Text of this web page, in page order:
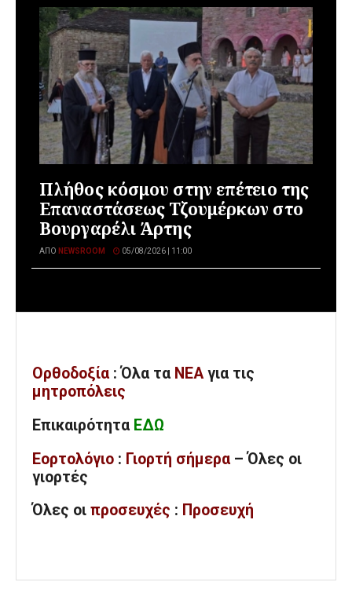
Πλήθος κόσμου στην επέτειο της
Επαναστάσεως Τζουμέρκων στο
Βουργαρέλι Άρτης
ΑΠΌ NEWSROOM 05/08/2026 | 11:00
Ορθοδοξία : Όλα τα ΝΕΑ για τις
μητροπόλεις
Επικαιρότητα ΕΔΩ
Εορτολόγιο : Γιορτή σήμερα – Όλες οι
γιορτές
Όλες οι προσευχές : Προσευχή